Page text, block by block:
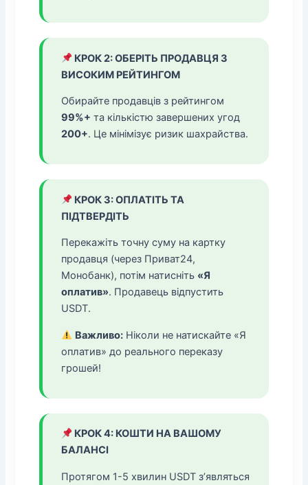
КРОК 2: ОБЕРІТЬ ПРОДАВЦЯ З
ВИСОКИМ РЕЙТИНГОМ
Обирайте продавців з рейтингом
99%+ та кількістю завершених угод
200+. Це мінімізує ризик шахрайства.
КРОК 3: ОПЛАТІТЬ ТА
ПІДТВЕРДІТЬ
Перекажіть точну суму на картку
продавця (через Приват24,
Монобанк), потім натисніть «Я
оплатив». Продавець відпустить
USDT.
Важливо: Ніколи не натискайте «Я
оплатив» до реального переказу
грошей!
КРОК 4: КОШТИ НА ВАШОМУ
БАЛАНСІ
Протягом 1-5 хвилин USDT з’являться